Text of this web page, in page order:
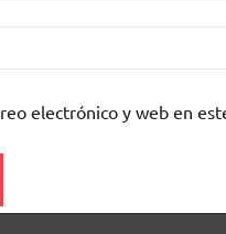
electrónico y web en